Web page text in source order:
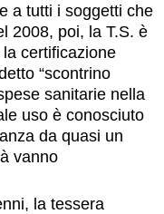
a tutti i soggetti che
2008, poi, la T.S. è
certificazione
“scontrino
sanitarie nella
uso è conosciuto
da quasi un
vanno
la tessera